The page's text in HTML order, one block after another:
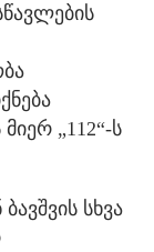
„112“-ს
სხვა